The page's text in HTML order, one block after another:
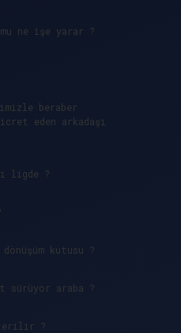
ne işe yarar ?
beraber
eden arkadaşı
ligde ?
kutusu ?
sürüyor araba ?
?